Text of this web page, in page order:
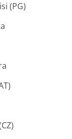
(PG)